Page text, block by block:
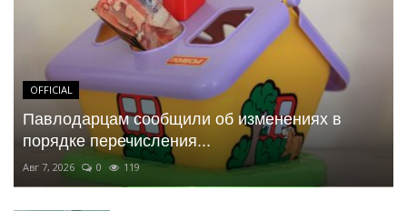
OFFICIAL
Павлодарцам сообщили об изменениях в
порядке перечисления...
Авг 7, 2026 0 119